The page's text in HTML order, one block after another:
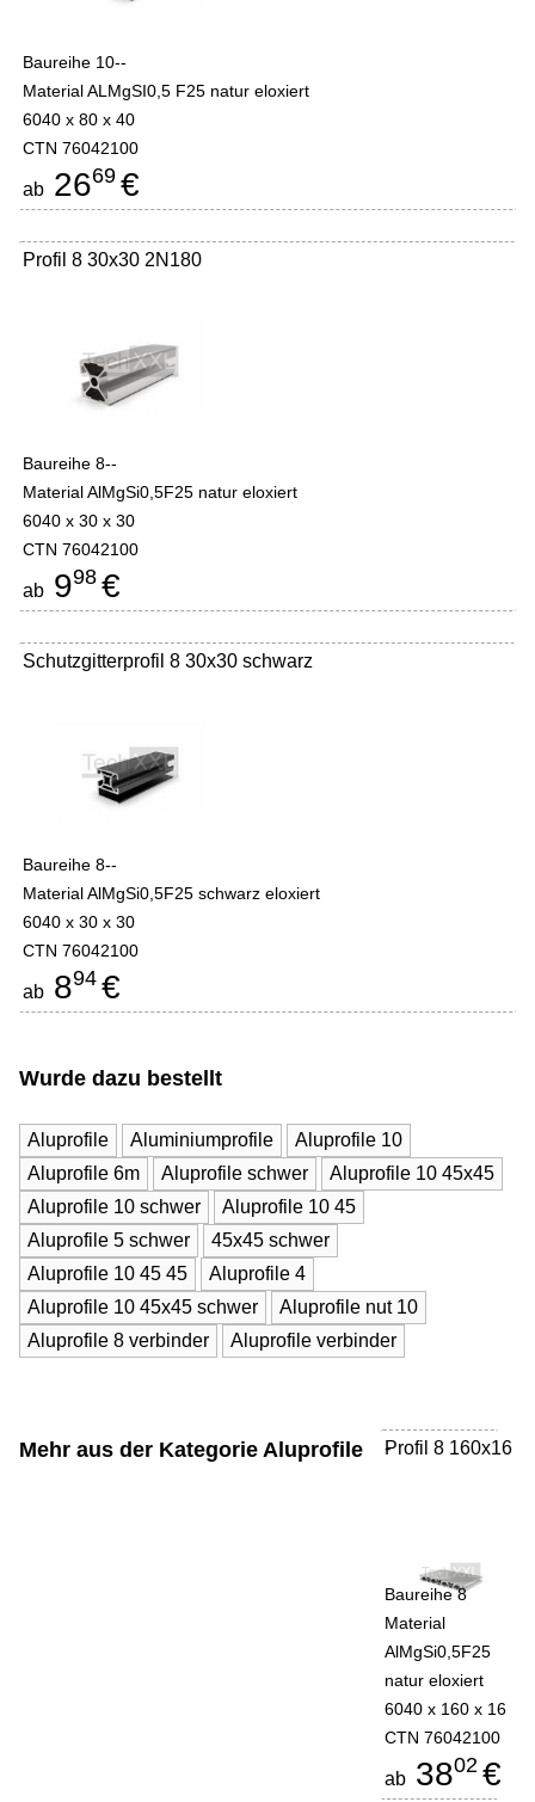
Baureihe 10--
Material ALMgSI0,5 F25 natur eloxiert
6040 x 80 x 40
CTN 76042100
ab 2669 €
Profil 8 30x30 2N180
Baureihe 8--
Material AlMgSi0,5F25 natur eloxiert
6040 x 30 x 30
CTN 76042100
ab 998 €
Schutzgitterprofil 8 30x30 schwarz
Baureihe 8--
Material AlMgSi0,5F25 schwarz eloxiert
6040 x 30 x 30
CTN 76042100
ab 894 €
Wurde dazu bestellt
Aluprofile Aluminiumprofile
Aluprofile 10
Aluprofile 6m
Aluprofile schwer
Aluprofile 10 45x45
Aluprofile 10 schwer
Aluprofile 10 45
Aluprofile 5 schwer
45x45 schwer
Aluprofile 10 45 45
Aluprofile 4
Aluprofile 10 45x45 schwer
Aluprofile nut 10
Aluprofile 8 verbinder
Aluprofile verbinder
Mehr aus der Kategorie Aluprofile Profil 8 160x16
-
Baureihe 8
Material
AlMgSi0,5F25
natur eloxiert
6040 x 160 x 16
CTN 76042100
ab 3802 €